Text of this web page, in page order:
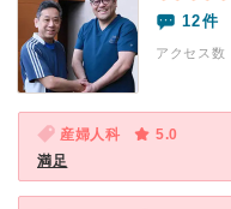
12件
アクセス
産婦人科
5.0
満足